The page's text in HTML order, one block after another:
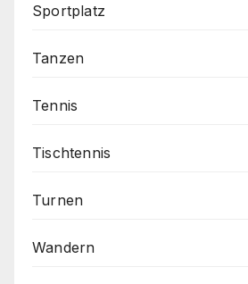
Sportplatz
Tanzen
Tennis
Tischtennis
Turnen
Wandern